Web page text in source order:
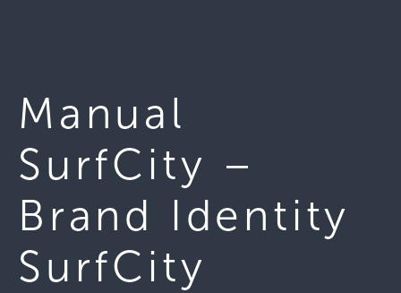
Manual
SurfCity –
Brand Identity
SurfCity